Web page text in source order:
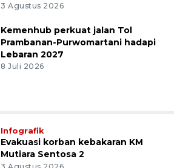
3 Agustus 2026
Kemenhub perkuat jalan Tol
Prambanan-Purwomartani hadapi
Lebaran 2027
8 Juli 2026
Infografik
Evakuasi korban kebakaran KM
Mutiara Sentosa 2